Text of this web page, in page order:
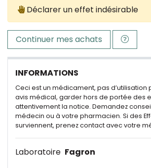
Déclarer un effet indésirable
Continuer mes achats
INFORMATIONS
Ceci est un médicament, pas d’utilisation
avis médical, garder hors de portée des
attentivement la notice. Demandez
médecin ou à votre pharmacien. Si des
surviennent, prenez contact avec votre
Laboratoire Fagron